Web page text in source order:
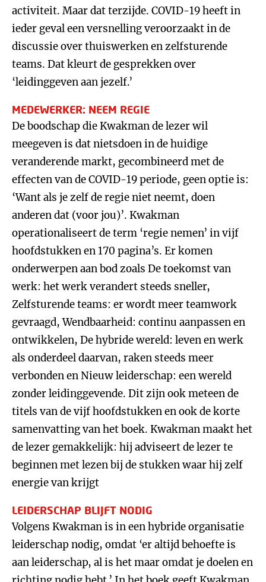
activiteit. Maar dat terzijde. COVID-19 heeft in
ieder geval een versnelling veroorzaakt in de
discussie over thuiswerken en zelfsturende
teams. Dat kleurt de gesprekken over
‘leidinggeven aan jezelf.’
MEDEWERKER: NEEM REGIE
De boodschap die Kwakman de lezer wil
meegeven is dat nietsdoen in de huidige
veranderende markt, gecombineerd met de
effecten van de COVID-19 periode, geen optie is:
‘Want als je zelf de regie niet neemt, doen
anderen dat (voor jou)’. Kwakman
operationaliseert de term ‘regie nemen’ in vijf
hoofdstukken en 170 pagina’s. Er komen
onderwerpen aan bod zoals De toekomst van
werk: het werk verandert steeds sneller,
Zelfsturende teams: er wordt meer teamwork
gevraagd, Wendbaarheid: continu aanpassen en
ontwikkelen, De hybride wereld: leven en werk
als onderdeel daarvan, raken steeds meer
verbonden en Nieuw leiderschap: een wereld
zonder leidinggevende. Dit zijn ook meteen de
titels van de vijf hoofdstukken en ook de korte
samenvatting van het boek. Kwakman maakt het
de lezer gemakkelijk: hij adviseert de lezer te
beginnen met lezen bij de stukken waar hij zelf
energie van krijgt
LEIDERSCHAP BLIJFT NODIG
Volgens Kwakman is in een hybride organisatie
leiderschap nodig, omdat ‘er altijd behoefte is
aan leiderschap, al is het maar omdat je doelen en